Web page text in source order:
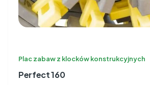
Plac zabaw z klocków konstrukcyjnych
Perfect 160